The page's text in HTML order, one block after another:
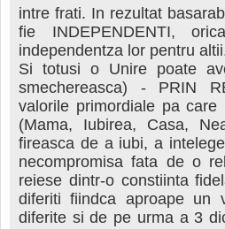
intre frati. In rezultat
fie INDEPENDENTI,
independentza lor pentru
Si totusi o Unire poate
smechereasca) - PRIN
valorile primordiale pa
(Mama, Iubirea, Casa,
fireasca de a iubi, a
necompromisa fata de o
reiese dintr-o constiinta
diferiti fiindca aproape un
diferite si de pe urma a 3